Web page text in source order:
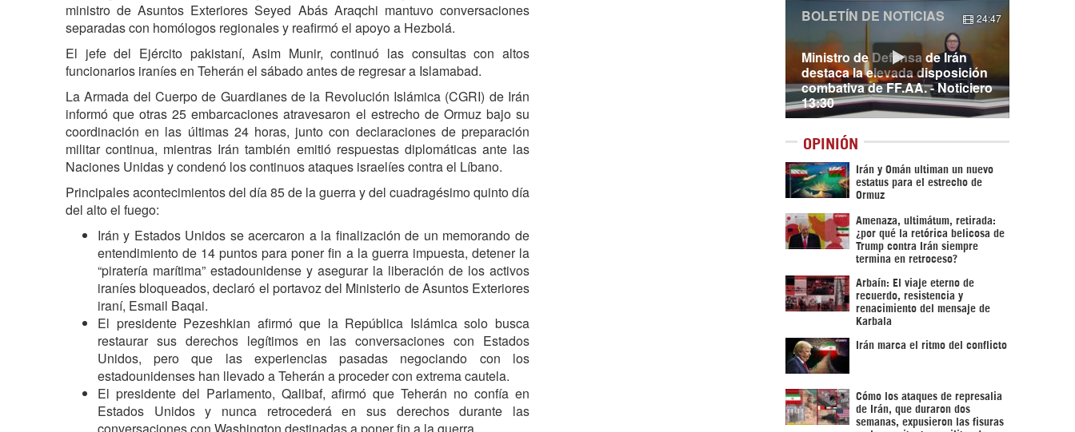
ministro de Asuntos Exteriores Seyed Abás Araqchi mantuvo conversaciones
separadas con homólogos regionales y reafirmó el apoyo a Hezbolá.
El jefe del Ejército pakistaní, Asim Munir, continuó las consultas con altos
funcionarios iraníes en Teherán el sábado antes de regresar a Islamabad.
La Armada del Cuerpo de Guardianes de la Revolución Islámica (CGRI) de Irán
informó que otras 25 embarcaciones atravesaron el estrecho de Ormuz bajo su
coordinación en las últimas 24 horas, junto con declaraciones de preparación
militar continua, mientras Irán también emitió respuestas diplomáticas ante las
Naciones Unidas y condenó los continuos ataques israelíes contra el Líbano.
Principales acontecimientos del día 85 de la guerra y del cuadragésimo quinto día
del alto el fuego:
Irán y Estados Unidos se acercaron a la finalización de un memorando de
entendimiento de 14 puntos para poner fin a la guerra impuesta, detener la
“piratería marítima” estadounidense y asegurar la liberación de los activos
iraníes bloqueados, declaró el portavoz del Ministerio de Asuntos Exteriores
iraní, Esmail Baqai.
El presidente Pezeshkian afirmó que la República Islámica solo busca
restaurar sus derechos legítimos en las conversaciones con Estados
Unidos, pero que las experiencias pasadas negociando con los
estadounidenses han llevado a Teherán a proceder con extrema cautela.
El presidente del Parlamento, Qalibaf, afirmó que Teherán no confía en
Estados Unidos y nunca retrocederá en sus derechos durante las
Ministro de Defensa de Irán
destaca la elevada disposición
combativa de FF.AA. - Noticiero
13:30
BOLETÍN DE NOTICIAS 24:47
OPINIÓN
Irán y Omán ultiman un nuevo
estatus para el estrecho de
Ormuz
Amenaza, ultimátum, retirada:
¿por qué la retórica belicosa de
Trump contra Irán siempre
termina en retroceso?
Arbaín: El viaje eterno de
recuerdo, resistencia y
renacimiento del mensaje de
Karbala
Irán marca el ritmo del conflicto
Cómo los ataques de represalia
de Irán, que duraron dos
semanas, expusieron las fisuras